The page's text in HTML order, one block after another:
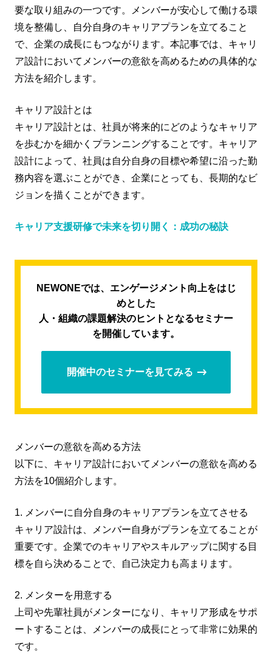
要な取り組みの一つです。メンバーが安心して働ける環
境を整備し、自分自身のキャリアプランを立てること
で、企業の成長にもつながります。本記事では、キャリ
ア設計においてメンバーの意欲を高めるための具体的な
方法を紹介します。
キャリア設計とは
キャリア設計とは、社員が将来的にどのようなキャリア
を歩むかを細かくプランニングすることです。キャリア
設計によって、社員は自分自身の目標や希望に沿った勤
務内容を選ぶことができ、企業にとっても、長期的なビ
ジョンを描くことができます。
キャリア支援研修で未来を切り開く：成功の秘訣
NEWONEでは、エンゲージメント向上をはじ
めとした
人・組織の課題解決のヒントとなるセミナー
を開催しています。
開催中のセミナーを見てみる
メンバーの意欲を高める方法
以下に、キャリア設計においてメンバーの意欲を高める
方法を10個紹介します。
1. メンバーに自分自身のキャリアプランを立てさせる
キャリア設計は、メンバー自身がプランを立てることが
重要です。企業でのキャリアやスキルアップに関する目
標を自ら決めることで、自己決定力も高まります。
2. メンターを用意する
上司や先輩社員がメンターになり、キャリア形成をサポ
ートすることは、メンバーの成長にとって非常に効果的
です。